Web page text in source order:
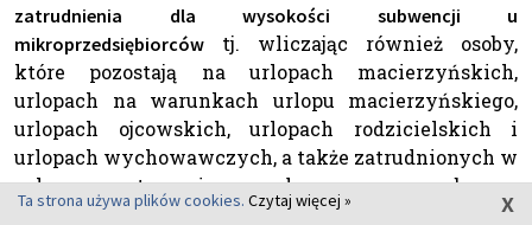
zatrudnienia dla wysokości subwencji u
mikroprzedsiębiorców tj. wliczając również osoby,
które pozostają na urlopach macierzyńskich,
urlopach na warunkach urlopu macierzyńskiego,
urlopach ojcowskich, urlopach rodzicielskich i
urlopach wychowawczych, a także zatrudnionych w
celu przygotowania zawodowego oraz osoby na
umowach cywilnoprawnych.
Ta strona używa plików cookies. Czytaj więcej » x